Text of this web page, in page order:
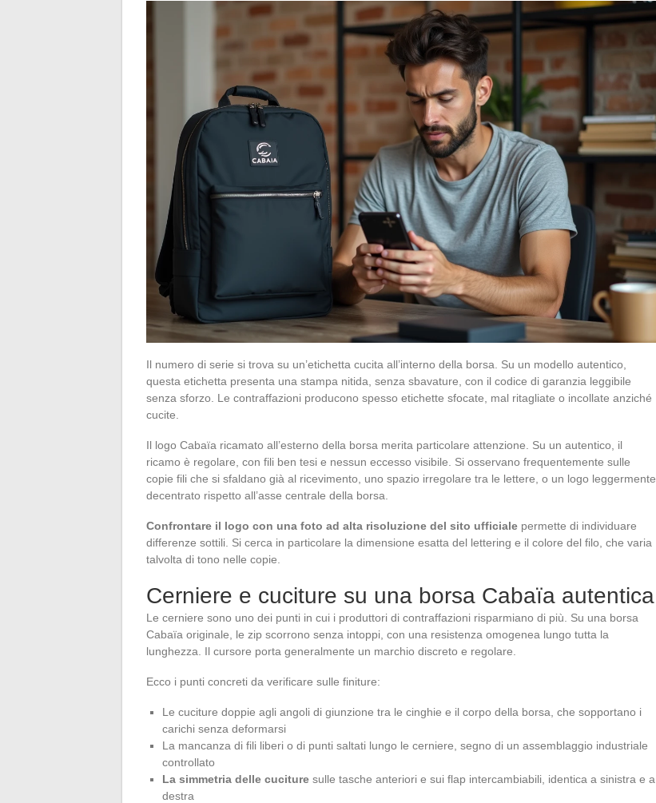
Il numero di serie si trova su un’etichetta cucita all’interno della borsa. Su un modello autentico,
questa etichetta presenta una stampa nitida, senza sbavature, con il codice di garanzia leggibile
senza sforzo. Le contraffazioni producono spesso etichette sfocate, mal ritagliate o incollate anziché
cucite.
Il logo Cabaïa ricamato all’esterno della borsa merita particolare attenzione. Su un autentico, il
ricamo è regolare, con fili ben tesi e nessun eccesso visibile. Si osservano frequentemente sulle
copie fili che si sfaldano già al ricevimento, uno spazio irregolare tra le lettere, o un logo leggermente
decentrato rispetto all’asse centrale della borsa.
Confrontare il logo con una foto ad alta risoluzione del sito ufficiale permette di individuare
differenze sottili. Si cerca in particolare la dimensione esatta del lettering e il colore del filo, che varia
talvolta di tono nelle copie.
Cerniere e cuciture su una borsa Cabaïa autentica
Le cerniere sono uno dei punti in cui i produttori di contraffazioni risparmiano di più. Su una borsa
Cabaïa originale, le zip scorrono senza intoppi, con una resistenza omogenea lungo tutta la
lunghezza. Il cursore porta generalmente un marchio discreto e regolare.
Ecco i punti concreti da verificare sulle finiture:
Le cuciture doppie agli angoli di giunzione tra le cinghie e il corpo della borsa, che sopportano i
carichi senza deformarsi
La mancanza di fili liberi o di punti saltati lungo le cerniere, segno di un assemblaggio industriale
controllato
La simmetria delle cuciture sulle tasche anteriori e sui flap intercambiabili, identica a sinistra e a
destra